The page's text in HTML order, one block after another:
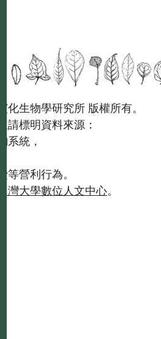
化生物學研究所 版權所有。
請標明資料來源：
系統，
等營利行為。
台灣大學數位人文中心。